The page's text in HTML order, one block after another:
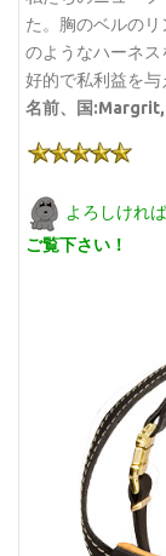
た。胸のベルの
のようなハーネ
好的で私利益を与
名前、国:Margrit,
よろしければ
ご覧下さい！